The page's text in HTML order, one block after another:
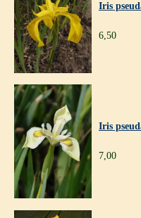
Iris
6,50
Iris
7,00